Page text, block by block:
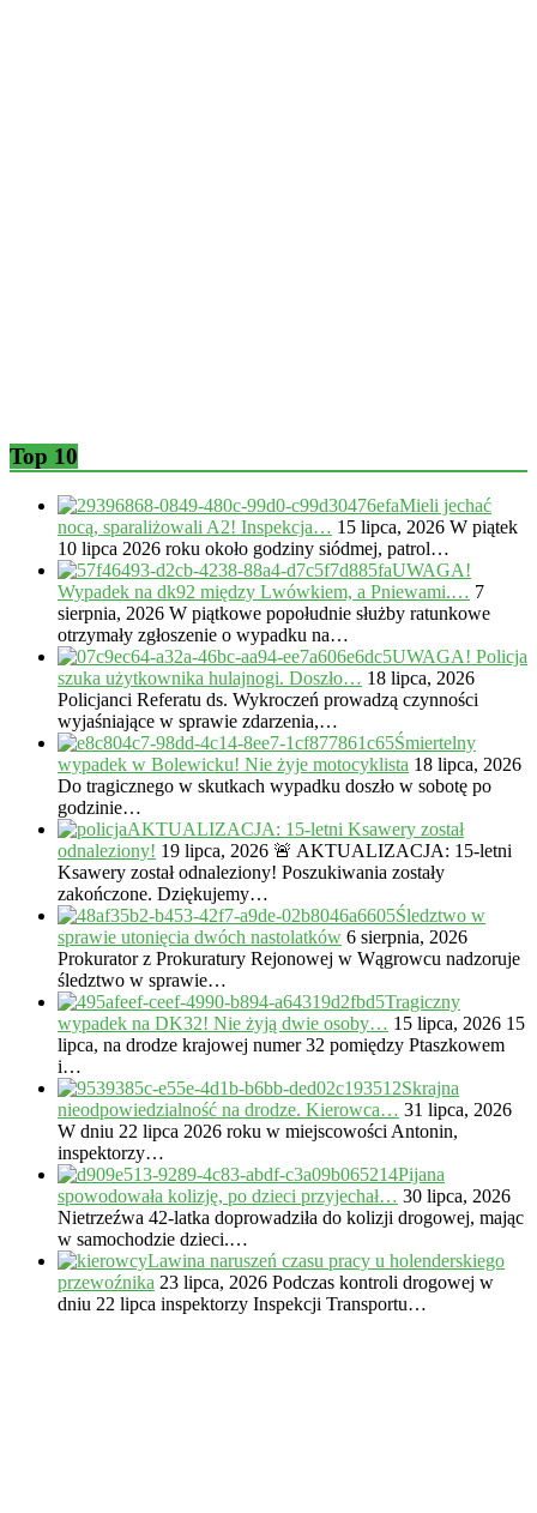
Top 10
Mieli jechać
nocą, sparaliżowali A2! Inspekcja… 15 lipca, 2026 W piątek
10 lipca 2026 roku około godziny siódmej, patrol…
UWAGA!
Wypadek na dk92 między Lwówkiem, a Pniewami.… 7
sierpnia, 2026 W piątkowe popołudnie służby ratunkowe
otrzymały zgłoszenie o wypadku na…
UWAGA! Policja
szuka użytkownika hulajnogi. Doszło… 18 lipca, 2026
Policjanci Referatu ds. Wykroczeń prowadzą czynności
wyjaśniające w sprawie zdarzenia,…
Śmiertelny
wypadek w Bolewicku! Nie żyje motocyklista 18 lipca, 2026
Do tragicznego w skutkach wypadku doszło w sobotę po
godzinie…
AKTUALIZACJA: 15-letni Ksawery został
odnaleziony! 19 lipca, 2026 🚨 AKTUALIZACJA: 15-letni
Ksawery został odnaleziony! Poszukiwania zostały
zakończone. Dziękujemy…
Śledztwo w
sprawie utonięcia dwóch nastolatków 6 sierpnia, 2026
Prokurator z Prokuratury Rejonowej w Wągrowcu nadzoruje
śledztwo w sprawie…
Tragiczny
wypadek na DK32! Nie żyją dwie osoby… 15 lipca, 2026 15
lipca, na drodze krajowej numer 32 pomiędzy Ptaszkowem
i…
Skrajna
nieodpowiedzialność na drodze. Kierowca… 31 lipca, 2026
W dniu 22 lipca 2026 roku w miejscowości Antonin,
inspektorzy…
Pijana
spowodowała kolizję, po dzieci przyjechał… 30 lipca, 2026
Nietrzeźwa 42-latka doprowadziła do kolizji drogowej, mając
w samochodzie dzieci.…
Lawina naruszeń czasu pracy u holenderskiego
przewoźnika 23 lipca, 2026 Podczas kontroli drogowej w
dniu 22 lipca inspektorzy Inspekcji Transportu…